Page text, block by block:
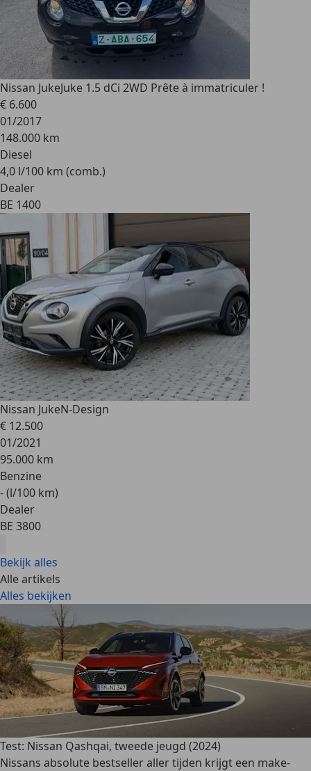
Nissan JukeJuke 1.5 dCi 2WD Prête à immatriculer !
€ 6.600
01/2017
148.000 km
Diesel
4,0 l/100 km (comb.)
Dealer
BE 1400
Nissan JukeN-Design
€ 12.500
01/2021
95.000 km
Benzine
- (l/100 km)
Dealer
BE 3800
Bekijk alles
Alle artikels
Alles bekijken
Test: Nissan Qashqai, tweede jeugd (2024)
Nissans absolute bestseller aller tijden krijgt een make-